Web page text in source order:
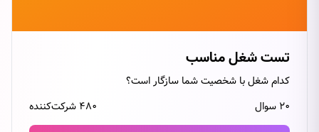
تست شغل مناسب
کدام شغل با شخصیت شما سازگار است؟
۲۰ سوال
۴۸۰ شرکت‌کننده